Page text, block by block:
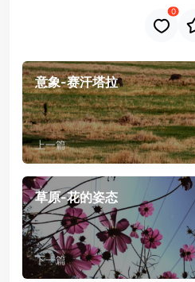
0
意象-赛汗塔拉
上一篇
草原-花的姿态
下一篇